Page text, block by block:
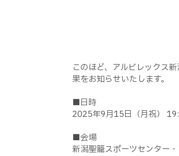
このほど、アルビレックス
果をお知らせいたします。
■日時
2025年9月15日（月祝）
■会場
新潟聖籠スポーツセンター